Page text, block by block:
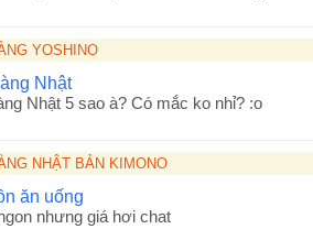
YOSHINO
Nhật
Nhật 5 sao à? Có mắc ko nhỉ? :o
NHẬT BẢN KIMONO
ăn uống
nhưng giá hơi chat